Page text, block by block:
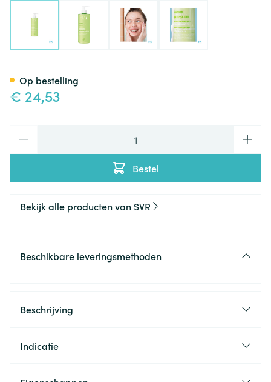
View larger imageView larger imageView larger imageView larger image
€ 24,53
Bestel
Op bestelling
Bekijk alle producten van SVR
Beschikbare leveringsmethoden
Beschrijving
Indicatie